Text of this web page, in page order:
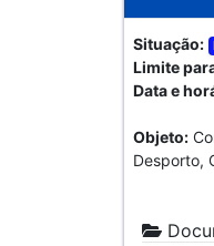
Situação:
Limite
Data e
Objeto:
Desporto,